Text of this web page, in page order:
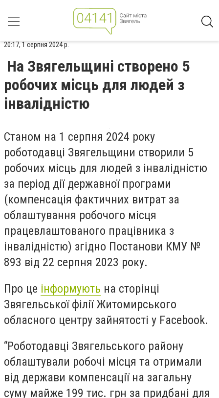
20:17, 1 серпня 2024 р.
На Звягельщині створено 5
робочих місць для людей з
інвалідністю
Станом на 1️ серпня 2️0️2️4️ року
роботодавці Звягельщини створили 5️
робочих місць для людей з інвалідністю
за період дії державної програми
(компенсація фактичних витрат за
облаштування робочого місця
працевлаштованого працівника з
інвалідністю) згідно Постанови КМУ №
893 від 22 серпня 2023 року.
Про це інформують на сторінці
Звягельської філії Житомирського
обласного центру зайнятості у Facebook.
“Роботодавці Звягельського району
облаштували робочі місця та отримали
від держави компенсації на загальну
суму майже 199 тис. грн за придбані для